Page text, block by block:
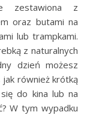
zestawiona z
oraz butami na
lub trampkami.
z naturalnych
dzień możesz
jak również krótką
do kina lub na
W tym wypadku